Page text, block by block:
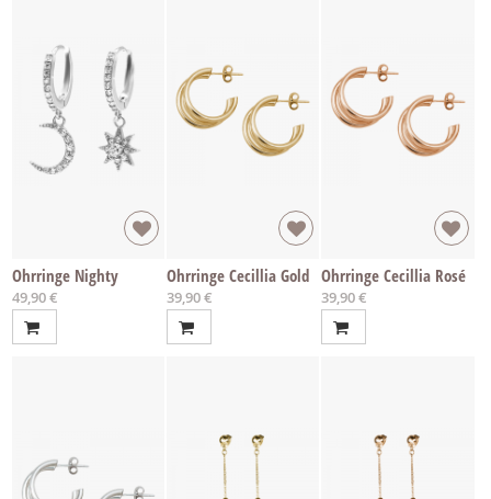
Ohrringe Nighty
49,90 €
Ohrringe Cecillia Gold
39,90 €
Ohrringe Cecillia Rosé
39,90 €